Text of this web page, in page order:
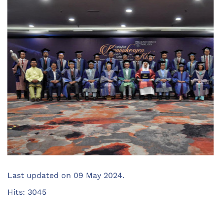
Last updated on 09 May 2024.
Hits: 3045